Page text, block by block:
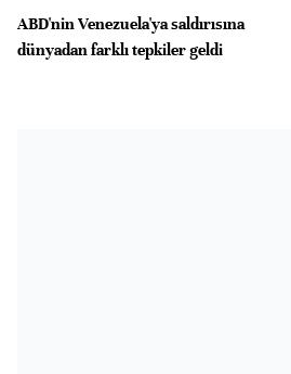
ABD'nin Venezuela'ya saldırısına
dünyadan farklı tepkiler geldi